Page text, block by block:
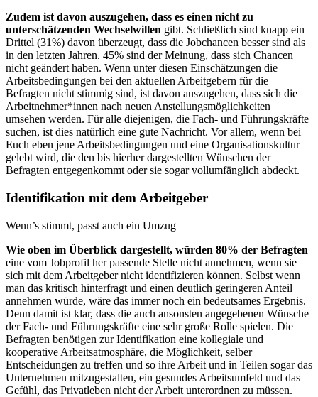
Zudem ist davon auszugehen, dass es einen nicht zu
unterschätzenden Wechselwillen gibt. Schließlich sind knapp ein
Drittel (31%) davon überzeugt, dass die Jobchancen besser sind als
in den letzten Jahren. 45% sind der Meinung, dass sich Chancen
nicht geändert haben. Wenn unter diesen Einschätzungen die
Arbeitsbedingungen bei den aktuellen Arbeitgebern für die
Befragten nicht stimmig sind, ist davon auszugehen, dass sich die
Arbeitnehmer*innen nach neuen Anstellungsmöglichkeiten
umsehen werden. Für alle diejenigen, die Fach- und Führungskräfte
suchen, ist dies natürlich eine gute Nachricht. Vor allem, wenn bei
Euch eben jene Arbeitsbedingungen und eine Organisationskultur
gelebt wird, die den bis hierher dargestellten Wünschen der
Befragten entgegenkommt oder sie sogar vollumfänglich abdeckt.
Identifikation mit dem Arbeitgeber
Wenn’s stimmt, passt auch ein Umzug
Wie oben im Überblick dargestellt, würden 80% der Befragten
eine vom Jobprofil her passende Stelle nicht annehmen, wenn sie
sich mit dem Arbeitgeber nicht identifizieren können. Selbst wenn
man das kritisch hinterfragt und einen deutlich geringeren Anteil
annehmen würde, wäre das immer noch ein bedeutsames Ergebnis.
Denn damit ist klar, dass die auch ansonsten angegebenen Wünsche
der Fach- und Führungskräfte eine sehr große Rolle spielen. Die
Befragten benötigen zur Identifikation eine kollegiale und
kooperative Arbeitsatmosphäre, die Möglichkeit, selber
Entscheidungen zu treffen und so ihre Arbeit und in Teilen sogar das
Unternehmen mitzugestalten, ein gesundes Arbeitsumfeld und das
Gefühl, das Privatleben nicht der Arbeit unterordnen zu müssen.